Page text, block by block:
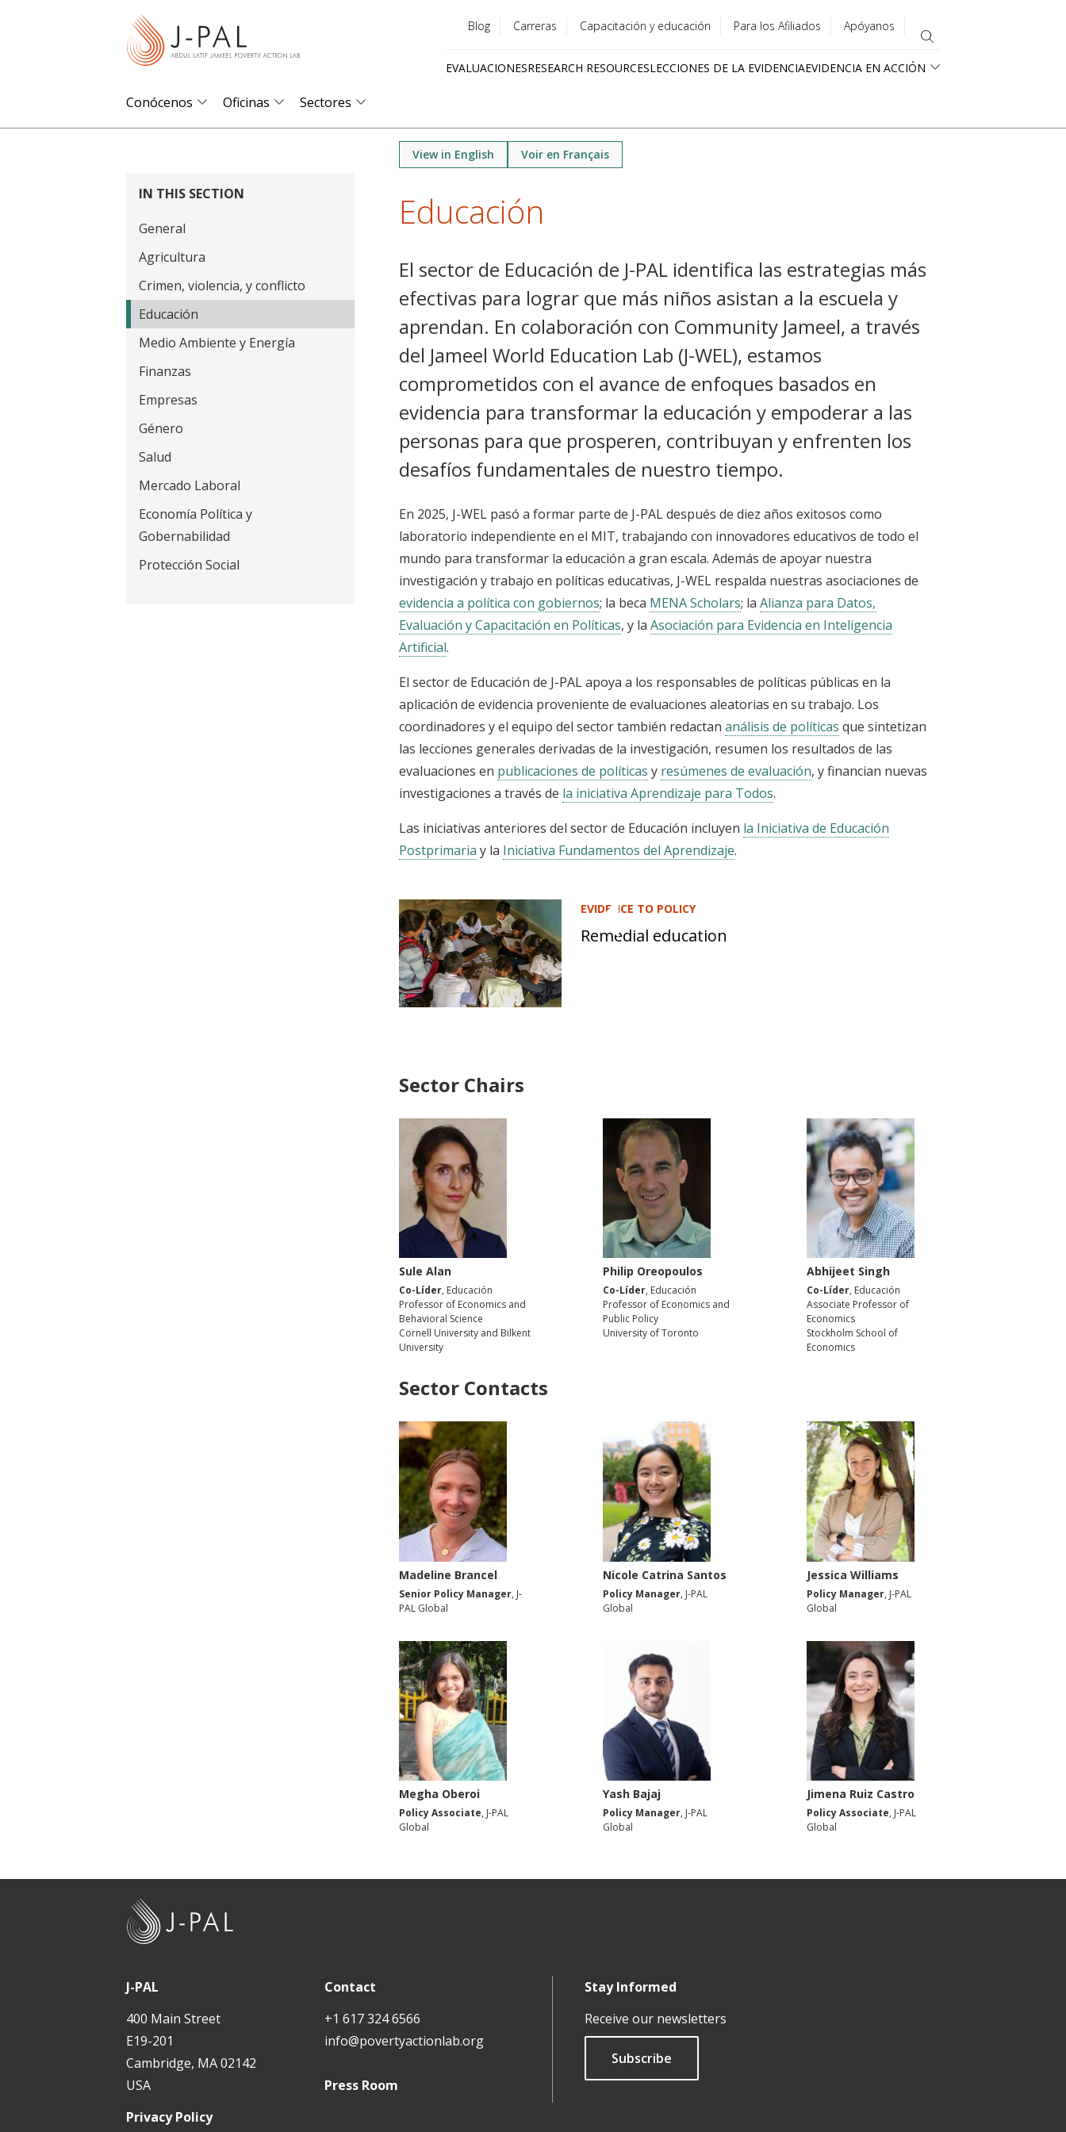
menu
Blog Carreras Capacitación y educación Para los Afiliados Apóyanos
EVALUACIONESRESEARCH RESOURCESLECCIONES DE LA EVIDENCIAEVIDENCIA EN ACCIÓN
Conócenos Oficinas Sectores
IN THIS SECTION
General
Agricultura
Crimen, violencia, y conflicto
Educación
Medio Ambiente y Energía
Finanzas
Empresas
Género
Salud
Mercado Laboral
Economía Política y
Gobernabilidad
Protección Social
View in English Voir en Français
Educación
El sector de Educación de J-PAL identifica las estrategias más
efectivas para lograr que más niños asistan a la escuela y
aprendan. En colaboración con Community Jameel, a través
del Jameel World Education Lab (J-WEL), estamos
comprometidos con el avance de enfoques basados en
evidencia para transformar la educación y empoderar a las
personas para que prosperen, contribuyan y enfrenten los
desafíos fundamentales de nuestro tiempo.
En 2025, J-WEL pasó a formar parte de J-PAL después de diez años exitosos como
laboratorio independiente en el MIT, trabajando con innovadores educativos de todo el
mundo para transformar la educación a gran escala. Además de apoyar nuestra
investigación y trabajo en políticas educativas, J-WEL respalda nuestras asociaciones de
evidencia a política con gobiernos; la beca MENA Scholars; la Alianza para Datos,
Evaluación y Capacitación en Políticas, y la Asociación para Evidencia en Inteligencia
Artificial.
El sector de Educación de J-PAL apoya a los responsables de políticas públicas en la
aplicación de evidencia proveniente de evaluaciones aleatorias en su trabajo. Los
coordinadores y el equipo del sector también redactan análisis de políticas que sintetizan
las lecciones generales derivadas de la investigación, resumen los resultados de las
evaluaciones en publicaciones de políticas y resúmenes de evaluación, y financian nuevas
investigaciones a través de la iniciativa Aprendizaje para Todos.
Las iniciativas anteriores del sector de Educación incluyen la Iniciativa de Educación
Postprimaria y la Iniciativa Fundamentos del Aprendizaje.
EVIDENCE TO POLICY
Remedial education
Sector Chairs
Sule Alan
Co-Líder, Educación
Professor of Economics and
Behavioral Science
Cornell University and Bilkent
University
Philip Oreopoulos
Co-Líder, Educación
Professor of Economics and
Public Policy
University of Toronto
Abhijeet Singh
Co-Líder, Educación
Associate Professor of
Economics
Stockholm School of
Economics
Sector Contacts
Madeline Brancel
Senior Policy Manager, J-
PAL Global
Nicole Catrina Santos
Policy Manager, J-PAL
Global
Jessica Williams
Policy Manager, J-PAL
Global
Megha Oberoi
Policy Associate, J-PAL
Global
Yash Bajaj
Policy Manager, J-PAL
Global
Jimena Ruiz Castro
Policy Associate, J-PAL
Global
J-PAL
400 Main Street
E19-201
Cambridge, MA 02142
USA
Contact
+1 617 324 6566
info@povertyactionlab.org
Press Room
Stay Informed
Receive our newsletters
Subscribe
Privacy Policy